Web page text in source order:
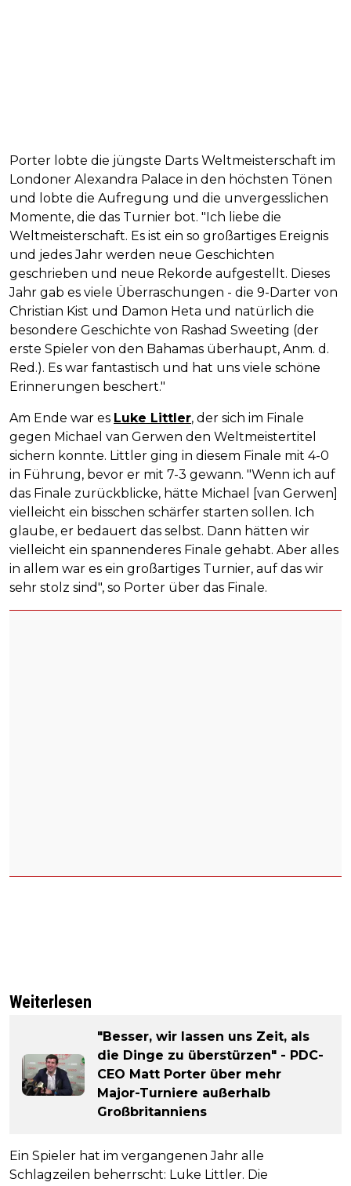
Porter lobte die jüngste Darts Weltmeisterschaft im
Londoner Alexandra Palace in den höchsten Tönen
und lobte die Aufregung und die unvergesslichen
Momente, die das Turnier bot. "Ich liebe die
Weltmeisterschaft. Es ist ein so großartiges Ereignis
und jedes Jahr werden neue Geschichten
geschrieben und neue Rekorde aufgestellt. Dieses
Jahr gab es viele Überraschungen - die 9-Darter von
Christian Kist und Damon Heta und natürlich die
besondere Geschichte von Rashad Sweeting (der
erste Spieler von den Bahamas überhaupt, Anm. d.
Red.). Es war fantastisch und hat uns viele schöne
Erinnerungen beschert."
Am Ende war es Luke Littler, der sich im Finale
gegen Michael van Gerwen den Weltmeistertitel
sichern konnte. Littler ging in diesem Finale mit 4-0
in Führung, bevor er mit 7-3 gewann. "Wenn ich auf
das Finale zurückblicke, hätte Michael [van Gerwen]
vielleicht ein bisschen schärfer starten sollen. Ich
glaube, er bedauert das selbst. Dann hätten wir
vielleicht ein spannenderes Finale gehabt. Aber alles
in allem war es ein großartiges Turnier, auf das wir
sehr stolz sind", so Porter über das Finale.
Weiterlesen
"Besser, wir lassen uns Zeit, als
die Dinge zu überstürzen" - PDC-
CEO Matt Porter über mehr
Major-Turniere außerhalb
Großbritanniens
Ein Spieler hat im vergangenen Jahr alle
Schlagzeilen beherrscht: Luke Littler. Die